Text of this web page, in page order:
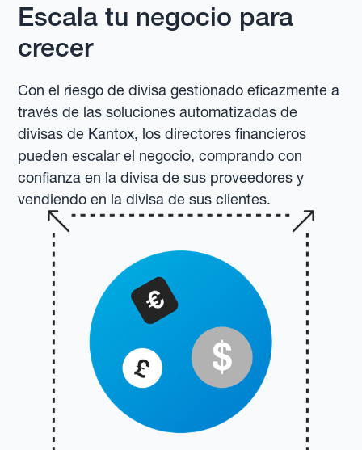
Escala tu negocio para
crecer
Con el riesgo de divisa gestionado eficazmente a
través de las soluciones automatizadas de
divisas de Kantox, los directores financieros
pueden escalar el negocio, comprando con
confianza en la divisa de sus proveedores y
vendiendo en la divisa de sus clientes.